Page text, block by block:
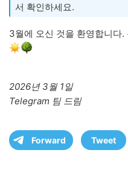
서 확인하세요.
3월에 오신 것을 환영합니다
2026년 3월 1일
Telegram 팀 드림
Forward Tweet